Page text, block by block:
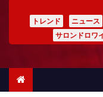
トレンド ニュース
サロンドロワ